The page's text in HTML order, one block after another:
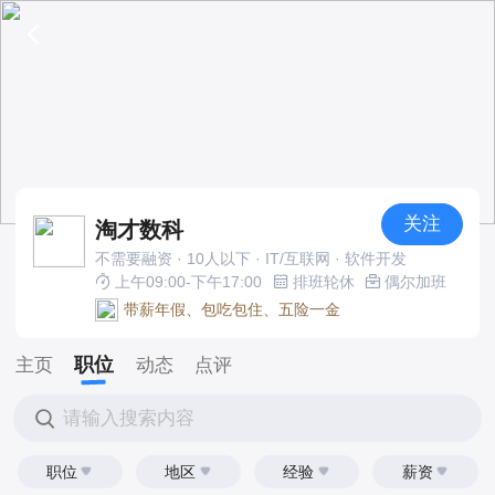
淘才数科 关注
不需要融资 · 10人以下 · IT/互联网 · 软件开发
上午09:00-下午17:00
排班轮休
偶尔加班
带薪年假、包吃包住、五险一金
主页 职位 动态 点评
请输入搜索内容
职位 地区 经验 薪资